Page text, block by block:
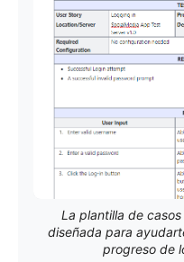
La plantilla de
diseñada para
progreso de